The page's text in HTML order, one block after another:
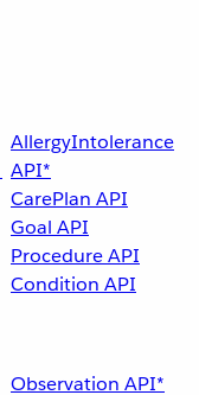
AllergyIntolerance
API*
CarePlan API
Goal API
Procedure API
Condition API
Observation API*